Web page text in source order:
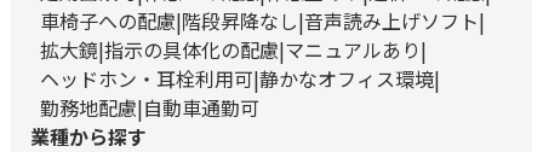
車椅子への配慮 階段昇降なし 音声読み上げソフト
拡大鏡 指示の具体化の配慮 マニュアルあり
ヘッドホン・耳栓利用可 静かなオフィス環境
勤務地配慮 自動車通勤可
業種から探す